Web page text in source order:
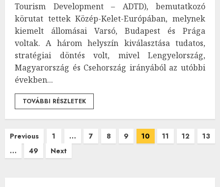
Tourism Development – ADTD), bemutatkozó
körutat tettek Közép-Kelet-Európában, melynek
kiemelt állomásai Varsó, Budapest és Prága
voltak. A három helyszín kiválasztása tudatos,
stratégiai döntés volt, mivel Lengyelország,
Magyarország és Csehország irányából az utóbbi
években...
TOVÁBBI RÉSZLETEK
Bejegyzések
lapozása
Previous 1 … 7 8 9 10 11 12
13
…
49 Next